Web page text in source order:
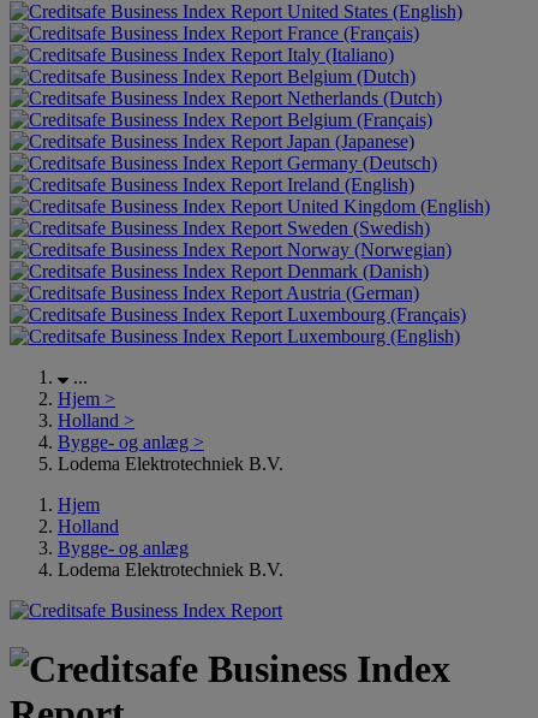
United States (English)
France (Français)
Italy (Italiano)
Belgium (Dutch)
Netherlands (Dutch)
Belgium (Français)
Japan (Japanese)
Germany (Deutsch)
Ireland (English)
United Kingdom (English)
Sweden (Swedish)
Norway (Norwegian)
Denmark (Danish)
Austria (German)
Luxembourg (Français)
Luxembourg (English)
...
Hjem >
Holland >
Bygge- og anlæg >
Lodema Elektrotechniek B.V.
Hjem
Holland
Bygge- og anlæg
Lodema Elektrotechniek B.V.